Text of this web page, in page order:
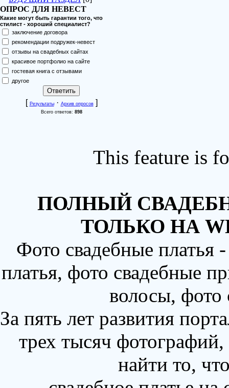
ОПРОС ДЛЯ НЕВЕСТ
Какие могут быть гарантии того, что
стилист - хороший специалист?
заключение договора
рекомендации подружек-невест
отзывы на свадебных сайтах
красивое портфолио на сайте
гостевая книга с отзывами
другое
[ Результаты· Архив опросов]
Всего ответов: 898
This feature is
ПОЛНЫЙ
ТОЛЬКО НА
Фото свадебные
платья, фото свадебные
волосы,
За пять лет развития
трех тысяч
найти то,